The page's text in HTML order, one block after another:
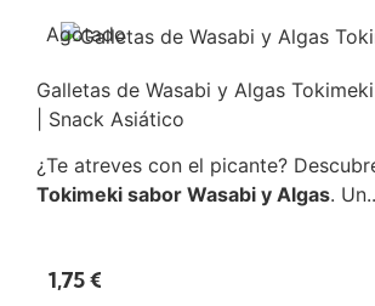
Agotado
Galletas de Wasabi y Algas
| Snack Asiático
¿Te atreves con el picante?
Tokimeki sabor Wasabi y Algas.
1,75€